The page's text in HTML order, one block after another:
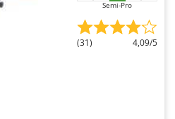
Semi-Pro
(31) 4,09/5